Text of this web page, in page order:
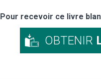
Pour recevoir ce livre
OBTENIR